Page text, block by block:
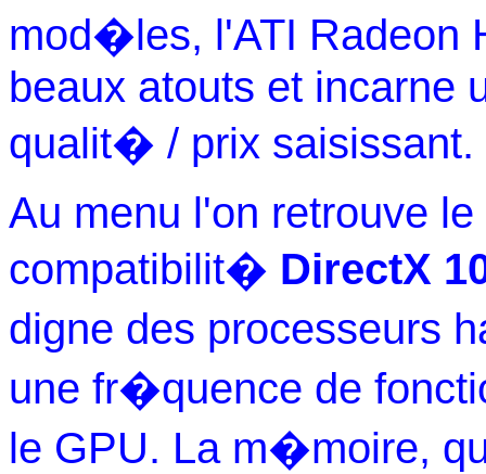
mod�les, l'ATI Radeon
beaux atouts et incarne
qualit� / prix saisissant.
Au menu l'on retrouve
compatibilit� DirectX
digne des processeurs
une fr�quence de
le GPU. La m�moire,